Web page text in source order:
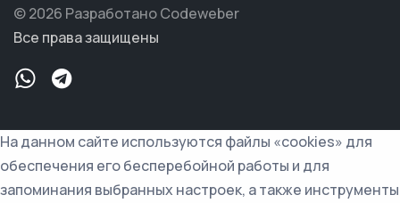
© 2026 Разработано Codeweber
Все права защищены
На данном сайте используются файлы «cookies» для
обеспечения его бесперебойной работы и для
запоминания выбранных настроек, а также инструменты